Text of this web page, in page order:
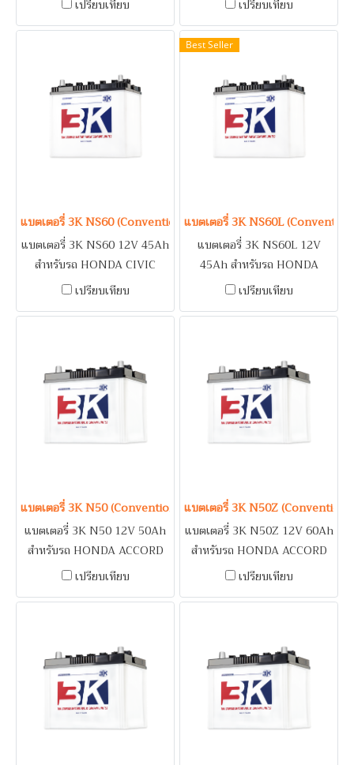
เปรียบเทียบ
LA3KER / NISSAN SUNNY /
SUZUKI CARIBIAN /
TOYOTA COROLLA
เปรียบเทียบ
แบตเตอรี่ 3K NS60 (Conventional Type) 12V 45Ah
แบตเตอรี่ 3K NS60 12V 45Ah
สำหรับรถ HONDA CIVIC
DIMENSION 1.7 / SUBARU
เปรียบเทียบ
Best Seller
แบตเตอรี่ 3K NS60L
แบตเตอรี่ 3K NS60L 12V
45Ah สำหรับรถ HONDA
ACCORD 2.4, NEW ACCORD,
NEO, SYLPHY, TIIDA,
SUZUKI SWIFT 1.2, VITARA
/ TOYOTA ALTIS 2014-2018,
VIOS YARIS
เปรียบเทียบ
แบตเตอรี่ 3K N50 (Conventional Type) 12V 50Ah
แบตเตอรี่ 3K N50 12V 50Ah
สำหรับรถ HONDA ACCORD
(89-93) / NISSAN CEFIRO
เปรียบเทียบ
แบตเตอรี่ 3K N50Z
แบตเตอรี่ 3K N50Z 12V 60Ah
สำหรับรถ HONDA ACCORD
(89-93) / NISSAN CEFIRO
เปรียบเทียบ